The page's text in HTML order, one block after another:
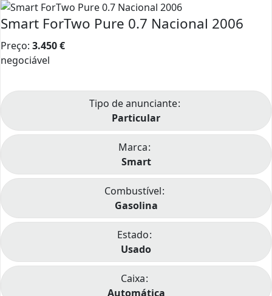
Smart ForTwo Pure 0.7 Nacional 2006
Preço: 3.450€
negociável
Tipo de anunciante
Particular
Marca
Smart
Combustível
Gasolina
Estado
Usado
Caixa
Automática